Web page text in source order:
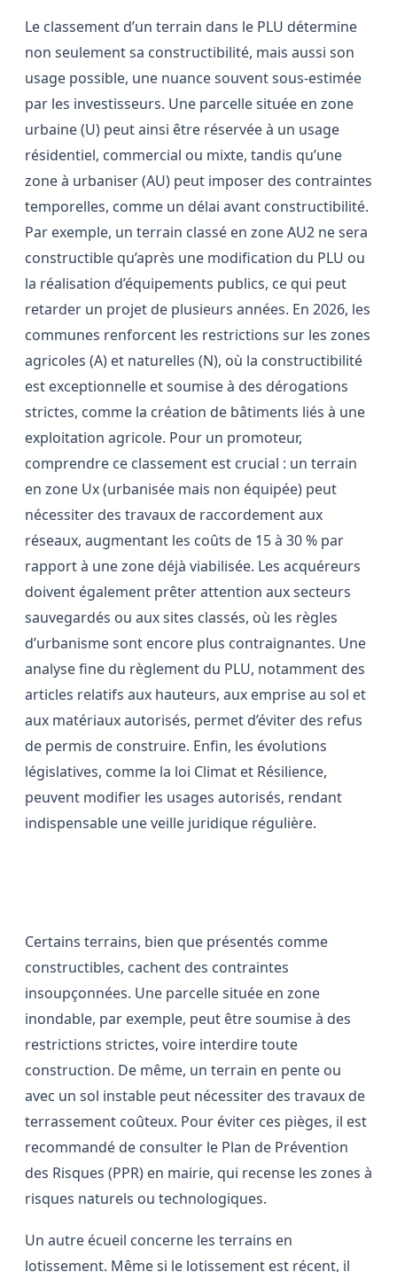
Le classement d’un terrain dans le PLU détermine
non seulement sa constructibilité, mais aussi son
usage possible, une nuance souvent sous-estimée
par les investisseurs. Une parcelle située en zone
urbaine (U) peut ainsi être réservée à un usage
résidentiel, commercial ou mixte, tandis qu’une
zone à urbaniser (AU) peut imposer des contraintes
temporelles, comme un délai avant constructibilité.
Par exemple, un terrain classé en zone AU2 ne sera
constructible qu’après une modification du PLU ou
la réalisation d’équipements publics, ce qui peut
retarder un projet de plusieurs années. En 2026, les
communes renforcent les restrictions sur les zones
agricoles (A) et naturelles (N), où la constructibilité
est exceptionnelle et soumise à des dérogations
strictes, comme la création de bâtiments liés à une
exploitation agricole. Pour un promoteur,
comprendre ce classement est crucial : un terrain
en zone Ux (urbanisée mais non équipée) peut
nécessiter des travaux de raccordement aux
réseaux, augmentant les coûts de 15 à 30 % par
rapport à une zone déjà viabilisée. Les acquéreurs
doivent également prêter attention aux secteurs
sauvegardés ou aux sites classés, où les règles
d’urbanisme sont encore plus contraignantes. Une
analyse fine du règlement du PLU, notamment des
articles relatifs aux hauteurs, aux emprise au sol et
aux matériaux autorisés, permet d’éviter des refus
de permis de construire. Enfin, les évolutions
législatives, comme la loi Climat et Résilience,
peuvent modifier les usages autorisés, rendant
indispensable une veille juridique régulière.
Certains terrains, bien que présentés comme
constructibles, cachent des contraintes
insoupçonnées. Une parcelle située en zone
inondable, par exemple, peut être soumise à des
restrictions strictes, voire interdire toute
construction. De même, un terrain en pente ou
avec un sol instable peut nécessiter des travaux de
terrassement coûteux. Pour éviter ces pièges, il est
recommandé de consulter le Plan de Prévention
des Risques (PPR) en mairie, qui recense les zones à
risques naturels ou technologiques.
Un autre écueil concerne les terrains en
lotissement. Même si le lotissement est récent, il